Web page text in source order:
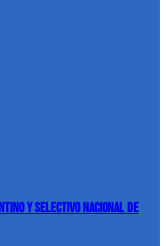
y Selectivo Nacional de